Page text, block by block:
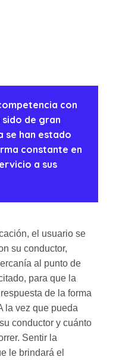
con
de gran
se han estado
constante en
a sus
el usuario se
su conductor,
al punto de
para que la
de la forma
la vez que pueda
conductor y cuánto
Sentir la
le brindará el